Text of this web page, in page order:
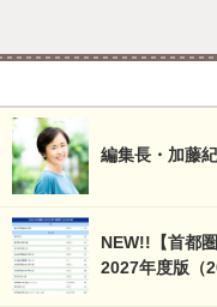
編集長・加藤
NEW!!【首都
2027年度版（